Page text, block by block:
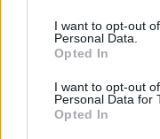
I want to opt-out
Personal Data.
Opted In
I want to opt-out
Personal Data for
Opted In
Elyna